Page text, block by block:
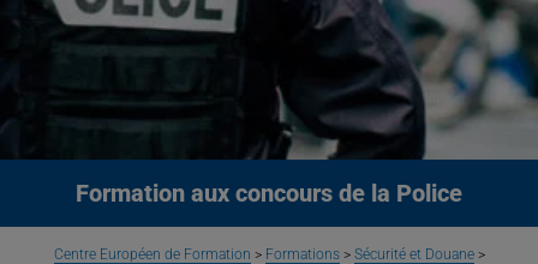
Formation aux concours de la Police
Centre Européen de Formation > Formations> Sécurité et Douane>